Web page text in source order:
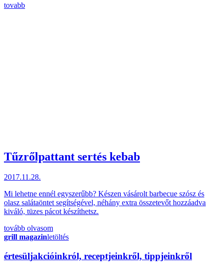
tovabb
Tűzrőlpattant sertés kebab
2017.11.28.
Mi lehetne ennél egyszerűbb? Készen vásárolt barbecue szósz és
olasz salátaöntet segítségével, néhány extra összetevőt hozzáadva
kiváló, tüzes pácot készíthetsz.
tovább olvasom
grill magazinletöltés
értesüljakcióinkról, receptjeinkről, tippjeinkről